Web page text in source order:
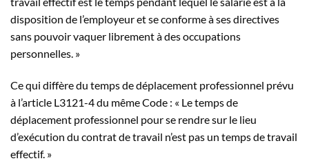
disposition de l’employeur et se conforme à ses directives
sans pouvoir vaquer librement à des occupations
personnelles. »
Ce qui diffère du temps de déplacement professionnel prévu
à l’article L3121-4 du même Code : « Le temps de
déplacement professionnel pour se rendre sur le lieu
d’exécution du contrat de travail n’est pas un temps de travail
effectif. »